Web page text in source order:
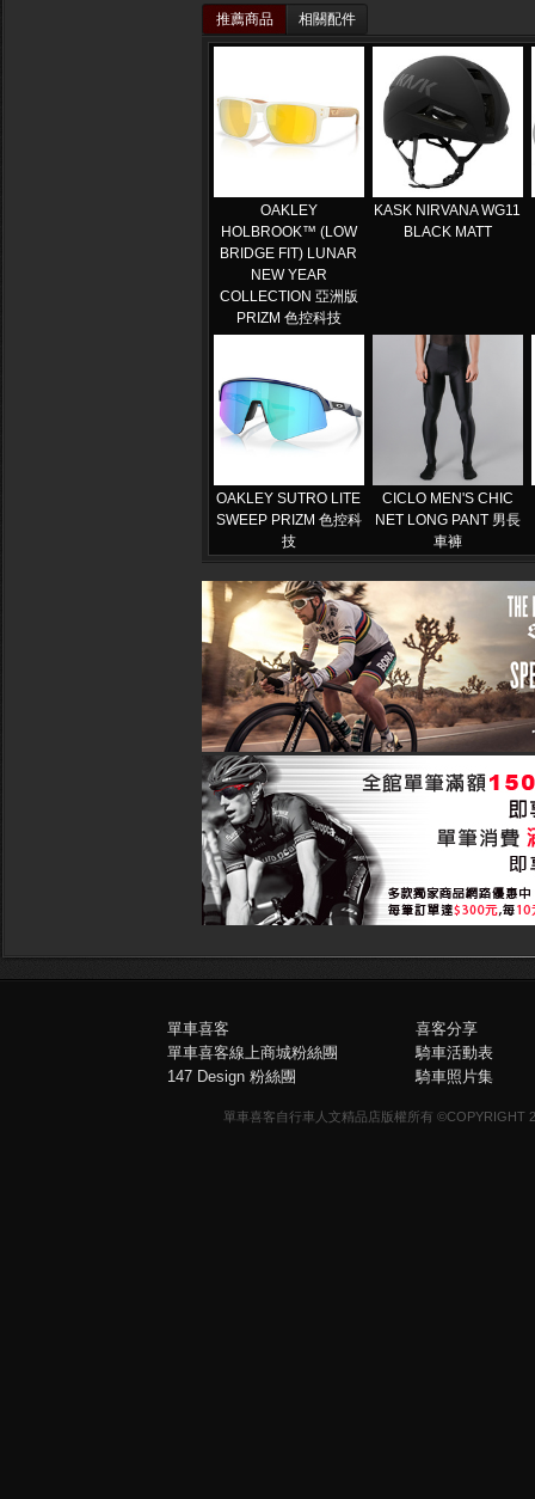
推薦商品 相關配件
OAKLEY
HOLBROOK™ (LOW
BRIDGE FIT) LUNAR
NEW YEAR
COLLECTION 亞洲版
PRIZM 色控科技
KASK NIRVANA WG11
BLACK MATT
OAKLEY SUTRO LITE
SWEEP PRIZM 色控科
技
CICLO MEN'S CHIC
NET LONG PANT 男長
車褲
單車喜客
單車喜客線上商城粉絲團
147 Design 粉絲團
喜客分享
騎車活動表
騎車照片集
單車喜客自行車人文精品店版權所有